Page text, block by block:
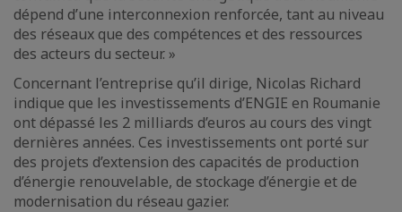
dépend d’une interconnexion renforcée, tant au niveau
des réseaux que des compétences et des ressources
des acteurs du secteur. »
Concernant l’entreprise qu’il dirige, Nicolas Richard
indique que les investissements d’ENGIE en Roumanie
ont dépassé les 2 milliards d’euros au cours des vingt
dernières années. Ces investissements ont porté sur
des projets d’extension des capacités de production
d’énergie renouvelable, de stockage d’énergie et de
modernisation du réseau gazier.